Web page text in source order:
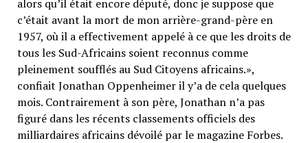
alors qu’il était encore député, donc je suppose que
c’était avant la mort de mon arrière-grand-père en
1957, où il a effectivement appelé à ce que les droits de
tous les Sud-Africains soient reconnus comme
pleinement soufflés au Sud Citoyens africains.»,
confiait Jonathan Oppenheimer il y’a de cela quelques
mois. Contrairement à son père, Jonathan n’a pas
figuré dans les récents classements officiels des
milliardaires africains dévoilé par le magazine Forbes.